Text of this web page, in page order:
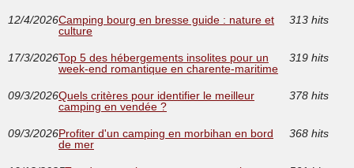
12/4/2026Camping bourg en bresse guide : nature et
culture
313 hits
17/3/2026Top 5 des hébergements insolites pour un
week-end romantique en charente-maritime
319 hits
09/3/2026Quels critères pour identifier le meilleur
camping en vendée ?
378 hits
09/3/2026Profiter d'un camping en morbihan en bord
de mer
368 hits